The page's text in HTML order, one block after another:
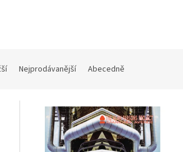
Nejprodávanější Abecedně